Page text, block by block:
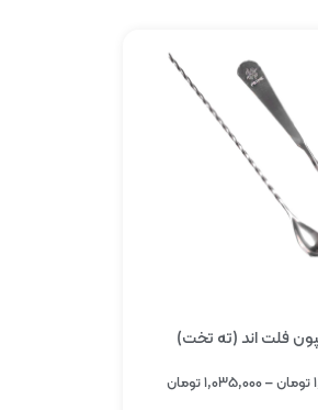
فلت اند (ته تخت)
تومان–۱,۰۳۵,۰۰۰تومان